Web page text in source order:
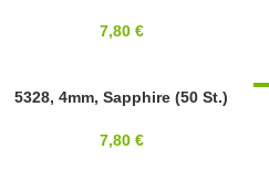
7,80 €
SWAROVSKI
5328, 4mm, Sapphire (50 St.)
7,80 €